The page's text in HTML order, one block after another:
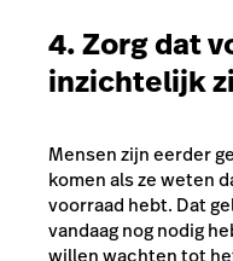
4. Zorg dat
inzichtelijk
Mensen zijn eerder
komen als ze weten
voorraad hebt. Dat
vandaag nog nodig
willen wachten tot